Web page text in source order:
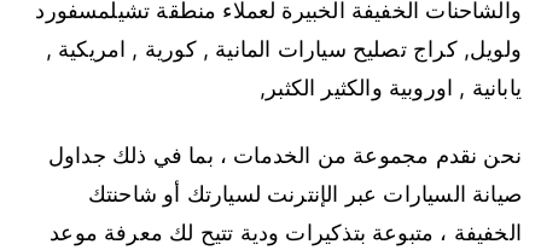
والشاحنات الخفيفة الخبيرة لعملاء منطقة تشيلمسفورد
ولويل, كراج تصليح سيارات المانية , كورية , امريكية ,
يابانية , اوروبية والكثير الكثبر,
نحن نقدم مجموعة من الخدمات ، بما في ذلك جداول
صيانة السيارات عبر الإنترنت لسيارتك أو شاحنتك
الخفيفة ، متبوعة بتذكيرات ودية تتيح لك معرفة موعد